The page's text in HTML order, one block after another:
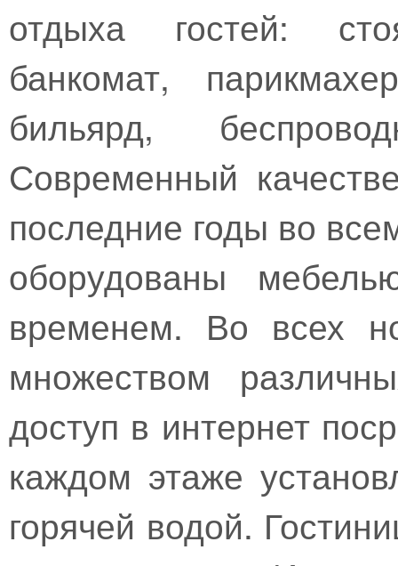
отдыха гостей:
банкомат,
бильярд,
Современный
последние годы во
оборудованы
временем. Во всех
множеством
доступ в интернет
каждом этаже
горячей водой.